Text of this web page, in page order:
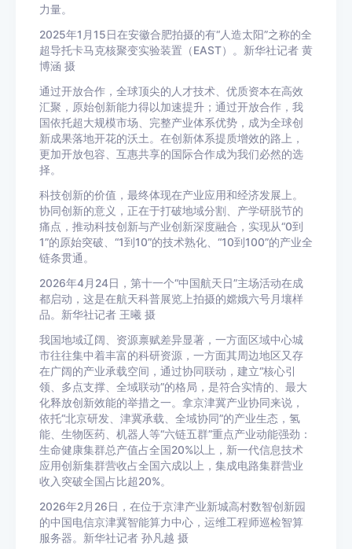
力量。
2025年1月15日在安徽合肥拍摄的有“人造太阳”之称的全
超导托卡马克核聚变实验装置（EAST）。新华社记者 黄
博涵 摄
通过开放合作，全球顶尖的人才技术、优质资本在高效
汇聚，原始创新能力得以加速提升；通过开放合作，我
国依托超大规模市场、完整产业体系优势，成为全球创
新成果落地开花的沃土。在创新体系提质增效的路上，
更加开放包容、互惠共享的国际合作成为我们必然的选
择。
科技创新的价值，最终体现在产业应用和经济发展上。
协同创新的意义，正在于打破地域分割、产学研脱节的
痛点，推动科技创新与产业创新深度融合，实现从“0到
1”的原始突破、“1到10”的技术熟化、“10到100”的产业全
链条贯通。
2026年4月24日，第十一个“中国航天日”主场活动在成
都启动，这是在航天科普展览上拍摄的嫦娥六号月壤样
品。新华社记者 王曦 摄
我国地域辽阔、资源禀赋差异显著，一方面区域中心城
市往往集中着丰富的科研资源，一方面其周边地区又存
在广阔的产业承载空间，通过协同联动，建立“核心引
领、多点支撑、全域联动”的格局，是符合实情的、最大
化释放创新效能的举措之一。拿京津冀产业协同来说，
依托“北京研发、津冀承载、全域协同”的产业生态，氢
能、生物医药、机器人等“六链五群”重点产业动能强劲：
生命健康集群总产值占全国20%以上，新一代信息技术
应用创新集群营收占全国六成以上，集成电路集群营业
收入突破全国占比超20%。
2026年2月26日，在位于京津产业新城高村数智创新园
的中国电信京津冀智能算力中心，运维工程师巡检智算
服务器。新华社记者 孙凡越 摄